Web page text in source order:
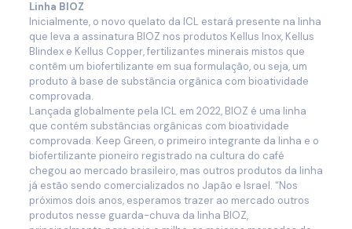
Linha BIOZ
Inicialmente, o novo quelato da ICL estará presente na linha
que leva a assinatura BIOZ nos produtos Kellus Inox, Kellus
Blindex e Kellus Copper, fertilizantes minerais mistos que
contêm um biofertilizante em sua formulação, ou seja,um
produto à base de substância orgânica com bioatividade
comprovada.
Lançada globalmente pela ICL em 2022, BIOZ é uma linha
que contém substâncias orgânicas com bioatividade
comprovada. Keep Green, o primeiro integrante da linha e o
biofertilizante pioneiro registrado na cultura do café
chegou ao mercado brasileiro, mas outros produtos da linha
já estão sendo comercializados no Japão e Israel. “Nos
próximos dois anos, esperamos trazer ao mercado outros
produtos nesse guarda-chuva da linha BIOZ,